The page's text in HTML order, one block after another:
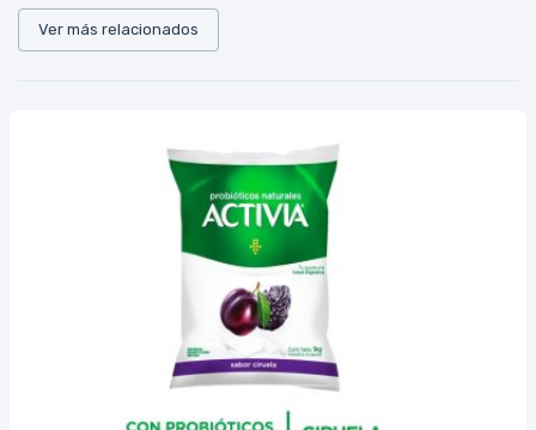
Ver más relacionados